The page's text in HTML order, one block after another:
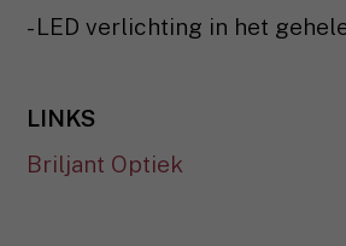
- LED verlichting in het
LINKS
Briljant Optiek